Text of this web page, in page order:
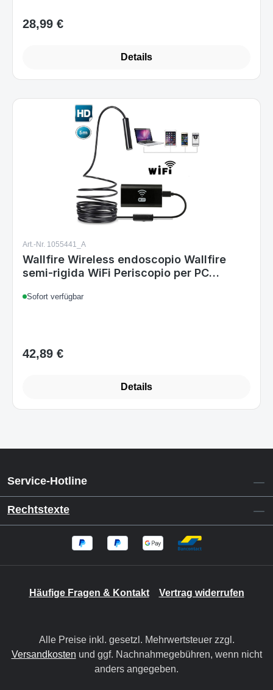
Regulärer Preis:
28,99 €
Details
Art.-Nr. 1055441_A
Wallfire Wireless endoscopio Wallfire
semi-rigida WiFi Periscopio per PC
CMOS HD impermeabile Snake camera
Sofort verfügbar
Regulärer Preis:
42,89 €
Details
Service-Hotline
Rechtstexte
Häufige Fragen & Kontakt Vertrag widerrufen
Alle Preise inkl. gesetzl. Mehrwertsteuer zzgl.
Versandkosten und ggf. Nachnahmegebühren, wenn nicht
anders angegeben.